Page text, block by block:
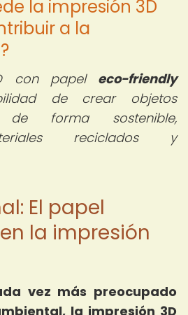
la impresión 3D
a la
con papel eco-friendly
de crear objetos
de forma sostenible,
reciclados y
El papel
la impresión
vez más preocupado
la impresión 3D